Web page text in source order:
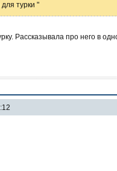
турки "
Рассказывала про него в